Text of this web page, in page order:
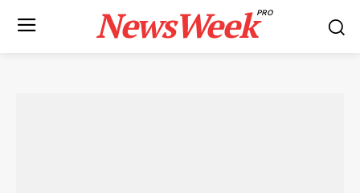
NewsWeekPRO